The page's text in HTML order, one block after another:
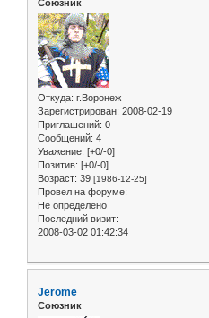
Союзник
Откуда: г.Воронеж
Зарегистрирован: 2008-02-19
Приглашений: 0
Сообщений: 4
Уважение: [+0/-0]
Позитив: [+0/-0]
Возраст: 39 [1986-12-25]
Провел на форуме:
Не определено
Последний визит:
2008-03-02 01:42:34
Jerome
Союзник